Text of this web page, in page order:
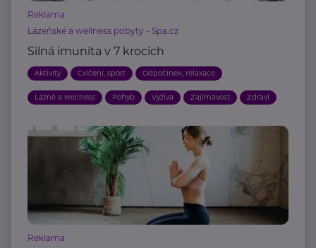
Reklama
Lázeňské a wellness pobyty - Spa.cz
Silná imunita v 7 krocích
Aktivity Cvičení, sport Odpočinek, relaxace
Lázně a wellness Pohyb Výživa Zajímavost Zdraví
Reklama